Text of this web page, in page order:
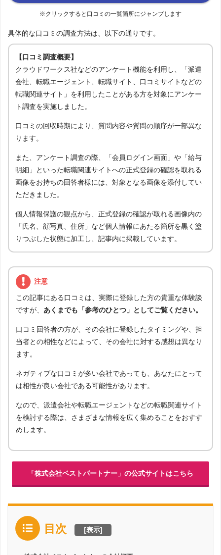
※クリックすると口コミの一覧箇所にジャンプします
具体的な口コミの調査方法は、以下の通りです。
【口コミ調査概要】
クラウドワークス社などのアンケート機能を利用し、「派遣
会社、転職エージェント、転職サイト、口コミサイトなどの
転職関連サイト」を利用したことがある方を対象にアンケー
ト調査を実施しました。
口コミの回収時期により、質問内容や質問の順序が一部異な
ります。
また、アンケート調査の際、「会員ログイン画面」や「給与
明細」といった転職関連サイトへの正式登録の確認を取れる
画像をお持ちの回答者様には、対象となる画像を添付してい
ただきました。
個人情報保護の観点から、正式登録の確認が取れる画像内の
「氏名、顔写真、住所」など個人情報にあたる箇所を黒く塗
りつぶした状態に加工し、記事内に掲載しています。
注意
この記事にある口コミは、実際に登録した方の貴重な体験談
ですが、 あくまでも「参考のひとつ」としてご覧ください。
口コミ回答者の方が、その会社に登録したタイミングや、担
当者との相性などによって、その会社に対する感想は異なり
ます。
ネガティブな口コミが多い会社であっても、あなたにとって
は相性が良い会社である可能性があります。
なので、派遣会社や転職エージェントなどの転職関連サイト
を検討する際は、さまざまな情報を広く集めることをおすす
めします。
「株式会社ベストパートナー」の公式サイトはこちら
目次 [表示]